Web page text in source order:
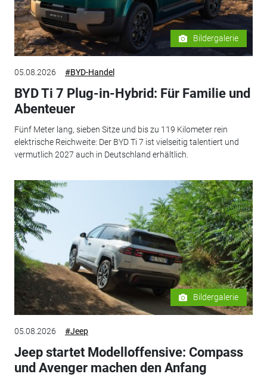
Bildergalerie
05.08.2026 #BYD-Handel
BYD Ti 7 Plug-in-Hybrid: Für Familie und
Abenteuer
Fünf Meter lang, sieben Sitze und bis zu 119 Kilometer rein
elektrische Reichweite: Der BYD Ti 7 ist vielseitig talentiert und
vermutlich 2027 auch in Deutschland erhältlich.
Bildergalerie
05.08.2026 #Jeep
Jeep startet Modelloffensive: Compass
und Avenger machen den Anfang